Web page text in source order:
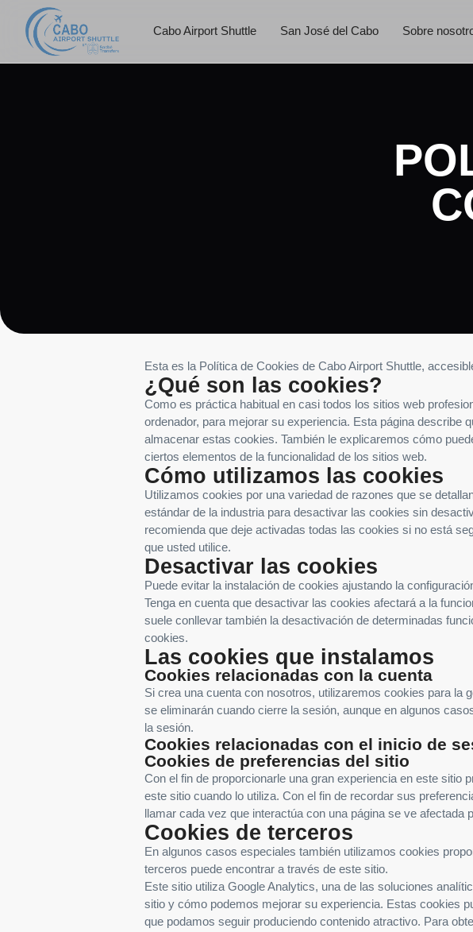
Cabo Airport Shuttle San José del Cabo Sobre
Esta es la Política de Cookies de Cabo Airport Shuttle,
¿Qué son las cookies?
Como es práctica habitual en casi todos los sitios web
ordenador, para mejorar su experiencia. Esta página
almacenar estas cookies. También le explicaremos cómo
ciertos elementos de la funcionalidad de los sitios web.
Cómo utilizamos las cookies
Utilizamos cookies por una variedad de razones que se
estándar de la industria para desactivar las cookies sin
recomienda que deje activadas todas las cookies si no está
que usted utilice.
Desactivar las cookies
Puede evitar la instalación de cookies ajustando la
Tenga en cuenta que desactivar las cookies afectará a la
suele conllevar también la desactivación de determinadas
cookies.
Las cookies que instalamos
Cookies relacionadas con la cuenta
Si crea una cuenta con nosotros, utilizaremos cookies para la
se eliminarán cuando cierre la sesión, aunque en algunos
la sesión.
Cookies relacionadas con el inicio de
Cookies de preferencias del sitio
Con el fin de proporcionarle una gran experiencia en este
este sitio cuando lo utiliza. Con el fin de recordar sus
llamar cada vez que interactúa con una página se ve afectada
Cookies de terceros
En algunos casos especiales también utilizamos cookies
terceros puede encontrar a través de este sitio.
Este sitio utiliza Google Analytics, una de las soluciones
sitio y cómo podemos mejorar su experiencia. Estas cookies
que podamos seguir produciendo contenido atractivo. Para